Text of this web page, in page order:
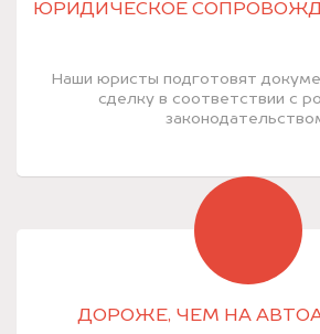
ЮРИДИЧЕСКОЕ
Наши юристы подготовят
сделку в соответствии с
ДОРОЖЕ, ЧЕМ НА